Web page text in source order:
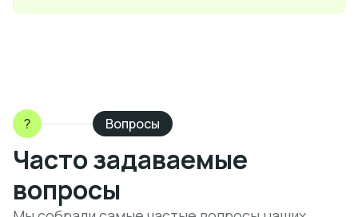
? Вопросы
Часто задаваемые
вопросы